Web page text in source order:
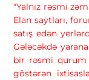
"Yalnız rəsmi
Elan saytları,
satış edən
Gələcəkdə
bir rəsmi qurum
göstərən